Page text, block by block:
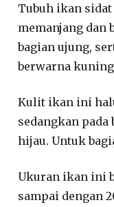
Tubuh ikan
memanjang dan
bagian ujung,
berwarna kuning
Kulit ikan ini
sedangkan pada
hijau. Untuk
Ukuran ikan ini
sampai dengan